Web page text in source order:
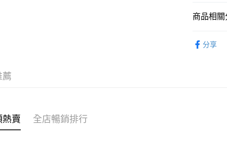
WeChat
送貨方式
商品相關
分享
薦
賣 全店暢銷排行